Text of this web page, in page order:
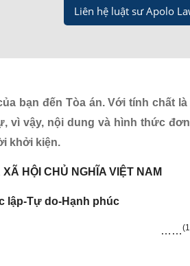
Liên hệ luật sư Apolo
bạn đến Tòa án. Với tính chất
vì vậy, nội dung và hình thức
khởi kiện.
XÃ HỘI CHỦ NGHĨA VIỆT NAM
lập-Tự do-Hạnh phúc
……